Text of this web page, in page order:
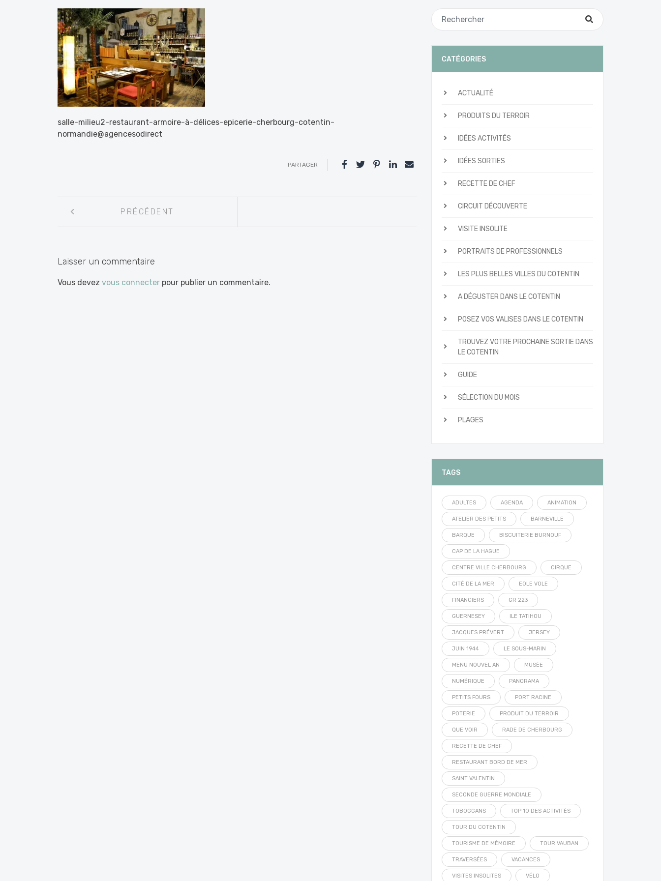
salle-milieu2-restaurant-armoire-à-délices-epicerie-cherbourg-cotentin-
normandie@agencesodirect
PARTAGER
entre
PRÉCÉDENT
Laisser un commentaire
Vous devez vous connecter pour publier un commentaire.
CATÉGORIES
ACTUALITÉ
PRODUITS DU TERROIR
IDÉES ACTIVITÉS
IDÉES SORTIES
RECETTE DE CHEF
CIRCUIT DÉCOUVERTE
VISITE INSOLITE
PORTRAITS DE PROFESSIONNELS
LES PLUS BELLES VILLES DU COTENTIN
A DÉGUSTER DANS LE COTENTIN
POSEZ VOS VALISES DANS LE COTENTIN
TROUVEZ VOTRE PROCHAINE SORTIE DANS
LE COTENTIN
GUIDE
SÉLECTION DU MOIS
PLAGES
TAGS
ADULTES AGENDA ANIMATION
ATELIER DES PETITS BARNEVILLE
BARQUE BISCUITERIE BURNOUF
CAP DE LA HAGUE
CENTRE VILLE CHERBOURG CIRQUE
CITÉ DE LA MER EOLE VOLE
FINANCIERS GR 223
GUERNESEY ILE TATIHOU
JACQUES PRÉVERT JERSEY
JUIN 1944 LE SOUS-MARIN
MENU NOUVEL AN MUSÉE
NUMÉRIQUE PANORAMA
PETITS FOURS PORT RACINE
POTERIE PRODUIT DU TERROIR
QUE VOIR RADE DE CHERBOURG
RECETTE DE CHEF
RESTAURANT BORD DE MER
SAINT VALENTIN
SECONDE GUERRE MONDIALE
TOBOGGANS TOP 10 DES ACTIVITÉS
TOUR DU COTENTIN
TOURISME DE MÉMOIRE TOUR VAUBAN
TRAVERSÉES VACANCES
VISITES INSOLITES VÉLO